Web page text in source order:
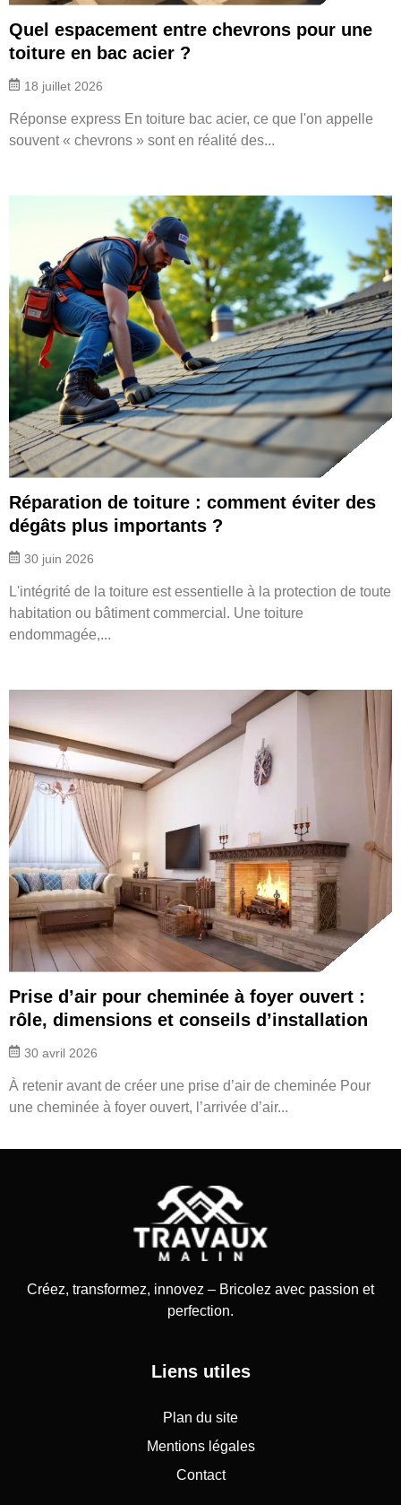
Quel espacement entre chevrons pour une
toiture en bac acier ?
18 juillet 2026
Réponse express En toiture bac acier, ce que l'on appelle
souvent « chevrons » sont en réalité des...
Réparation de toiture : comment éviter des
dégâts plus importants ?
30 juin 2026
L'intégrité de la toiture est essentielle à la protection de toute
habitation ou bâtiment commercial. Une toiture
endommagée,...
Prise d’air pour cheminée à foyer ouvert :
rôle, dimensions et conseils d’installation
30 avril 2026
À retenir avant de créer une prise d’air de cheminée Pour
une cheminée à foyer ouvert, l’arrivée d’air...
Créez, transformez, innovez – Bricolez avec passion et
perfection.
Liens utiles
Plan du site
Mentions légales
Contact